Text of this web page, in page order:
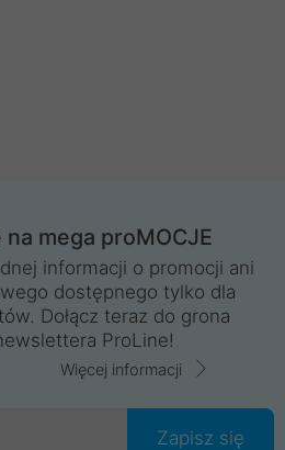
mega proMOCJE
informacji o promocji ani
dostępnego tylko dla
Dołącz teraz do grona
ProLine!
Więcej informacji
Zapisz się